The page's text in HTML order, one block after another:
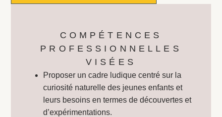
COMPÉTENCES
PROFESSIONNELLES
VISÉES
Proposer un cadre ludique centré sur la
curiosité naturelle des jeunes enfants et
leurs besoins en termes de découvertes et
d’expérimentations.